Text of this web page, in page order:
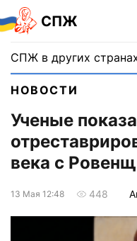
СПЖ
СПЖ в других
НОВОСТИ
Ученые
века с
13 Мая 12:48 448